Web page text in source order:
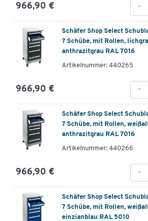
966,90 € -
Schäfer Shop Select
7 Schübe, mit Rollen,
anthrazitgrau RAL 7016
Artikelnummer: 440265
966,90 € -
Schäfer Shop Select
7 Schübe, mit Rollen,
anthrazitgrau RAL 7016
Artikelnummer: 440266
966,90 € -
Schäfer Shop Select
7 Schübe, mit Rollen,
einzianblau RAL 5010